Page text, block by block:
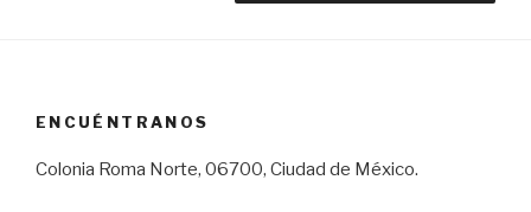
ENCUÉNTRANOS
Colonia Roma Norte, 06700, Ciudad de México.